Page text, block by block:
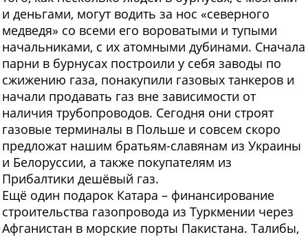
и деньгами, могут водить за нос «северного
медведя» со всеми его вороватыми и тупыми
начальниками, с их атомными дубинами. Сначала
парни в бурнусах построили у себя заводы по
сжижению газа, понакупили газовых танкеров и
начали продавать газ вне зависимости от
наличия трубопроводов. Сегодня они строят
газовые терминалы в Польше и совсем скоро
предложат нашим братьям-славянам из Украины
и Белоруссии, а также покупателям из
Прибалтики дешёвый газ.
Ещё один подарок Катара – финансирование
строительства газопровода из Туркмении через
Афганистан в морские порты Пакистана. Талибы,